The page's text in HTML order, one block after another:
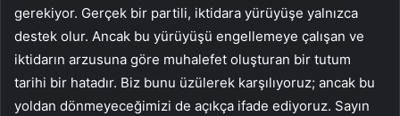
gerekiyor. Gerçek bir partili, iktidara yürüyüşe yalnızca
destek olur. Ancak bu yürüyüşü engellemeye çalışan ve
iktidarın arzusuna göre muhalefet oluşturan bir tutum
tarihi bir hatadır. Biz bunu üzülerek karşılıyoruz; ancak bu
yoldan dönmeyeceğimizi de açıkça ifade ediyoruz. Sayın